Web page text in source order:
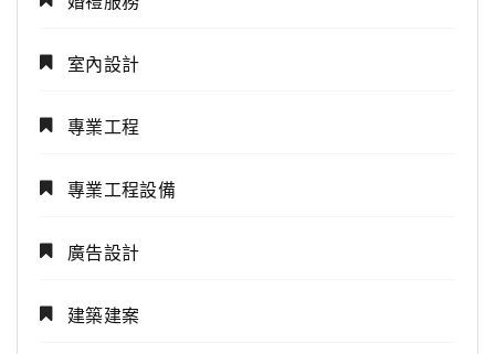
室內設計
專業工程
專業工程設備
廣告設計
建築建案